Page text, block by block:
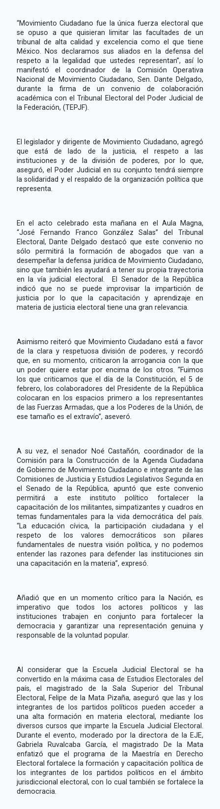
“Movimiento Ciudadano fue la única fuerza electoral que
se opuso a que quisieran limitar las facultades de un
tribunal de alta calidad y excelencia como el que tiene
México. Nos declaramos sus aliados en la defensa del
respeto a la legalidad que ustedes representan”, así lo
manifestó el coordinador de la Comisión Operativa
Nacional de Movimiento Ciudadano, Sen. Dante Delgado,
durante la firma de un convenio de colaboración
académica con el Tribunal Electoral del Poder Judicial de
la Federación, (TEPJF).
El legislador y dirigente de Movimiento Ciudadano, agregó
que está de lado de la justicia, el respeto a las
instituciones y de la división de poderes, por lo que,
aseguró, el Poder Judicial en su conjunto tendrá siempre
la solidaridad y el respaldo de la organización política que
representa.
En el acto celebrado esta mañana en el Aula Magna,
“José Fernando Franco González Salas” del Tribunal
Electoral, Dante Delgado destacó que este convenio no
sólo permitirá la formación de abogados que van a
desempeñar la defensa jurídica de Movimiento Ciudadano,
sino que también les ayudará a tener su propia trayectoria
en la vía judicial electoral. El Senador de la República
indicó que no se puede improvisar la impartición de
justicia por lo que la capacitación y aprendizaje en
materia de justicia electoral tiene una gran relevancia.
Asimismo reiteró que Movimiento Ciudadano está a favor
de la clara y respetuosa división de poderes, y recordó
que, en su momento, criticaron la arrogancia con la que
un poder quiere estar por encima de los otros. “Fuimos
los que criticamos que el día de la Constitución, el 5 de
febrero, los colaboradores del Presidente de la República
colocaran en los espacios primero a los representantes
de las Fuerzas Armadas, que a los Poderes de la Unión, de
ese tamaño es el extravío”, aseveró.
A su vez, el senador Noé Castañón, coordinador de la
Comisión para la Construcción de la Agenda Ciudadana
de Gobierno de Movimiento Ciudadano e integrante de las
Comisiones de Justicia y Estudios Legislativos Segunda en
el Senado de la República, apuntó que este convenio
permitirá a este instituto político fortalecer la
capacitación de los militantes, simpatizantes y cuadros en
temas fundamentales para la vida democrática del país.
“La educación cívica, la participación ciudadana y el
respeto de los valores democráticos son pilares
fundamentales de nuestra visión política, y no podemos
entender las razones para defender las instituciones sin
una capacitación en la materia”, expresó.
Añadió que en un momento crítico para la Nación, es
imperativo que todos los actores políticos y las
instituciones trabajen en conjunto para fortalecer la
democracia y garantizar una representación genuina y
responsable de la voluntad popular.
Al considerar que la Escuela Judicial Electoral se ha
convertido en la máxima casa de Estudios Electorales del
país, el magistrado de la Sala Superior del Tribunal
Electoral, Felipe de la Mata Pizaña, aseguró que las y los
integrantes de los partidos políticos pueden acceder a
una alta formación en materia electoral, mediante los
diversos cursos que imparte la Escuela Judicial Electoral.
Durante el evento, moderado por la directora de la EJE,
Gabriela Ruvalcaba García, el magistrado De la Mata
enfatizó que el programa de la Maestría en Derecho
Electoral fortalece la formación y capacitación política de
los integrantes de los partidos políticos en el ámbito
jurisdiccional electoral, con lo cual también se fortalece la
democracia.